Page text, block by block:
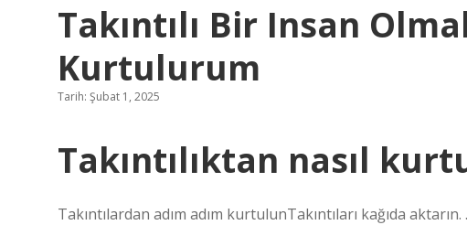
Takıntılı Bir Insan
Kurtulurum
Tarih: Şubat 1, 2025
Takıntılıktan nasıl
Takıntılardan adım adım kurtulunTakıntıları kağıda